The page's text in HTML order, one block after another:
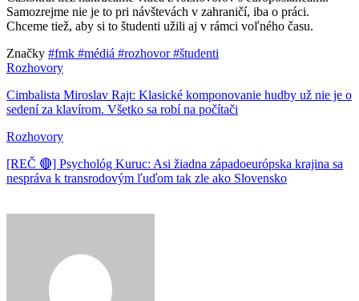
Samozrejme nie je to pri návštevách v zahraničí, iba o práci.
Chceme tiež, aby si to študenti užili aj v rámci voľného času.
Značky #fmk #médiá #rozhovor#študenti
Rozhovory
Cimbalista Miroslav Rajt: Klasické komponovanie hudby už nie je o
sedení za klavírom. Všetko sa robí na počítači
Rozhovory
[REČ 🔴] Psychológ Kuruc: Asi žiadna západoeurópska krajina sa
nespráva k transrodovým ľuďom tak zle ako Slovensko